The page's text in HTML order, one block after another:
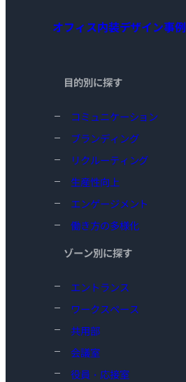
オフィス内装デザイン事例
目的別に探す
コミュニケーション
ブランディング
リクルーティング
生産性向上
エンゲージメント
働き方の多様化
ゾーン別に探す
エントランス
ワークスペース
共用部
会議室
役員・応接室